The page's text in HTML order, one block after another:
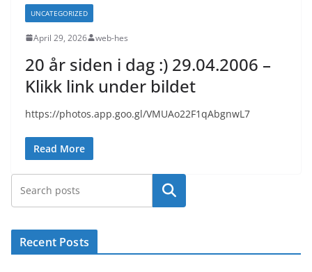
UNCATEGORIZED
April 29, 2026 web-hes
20 år siden i dag :) 29.04.2006 –
Klikk link under bildet
https://photos.app.goo.gl/VMUAo22F1qAbgnwL7
Read More
Search
Recent Posts